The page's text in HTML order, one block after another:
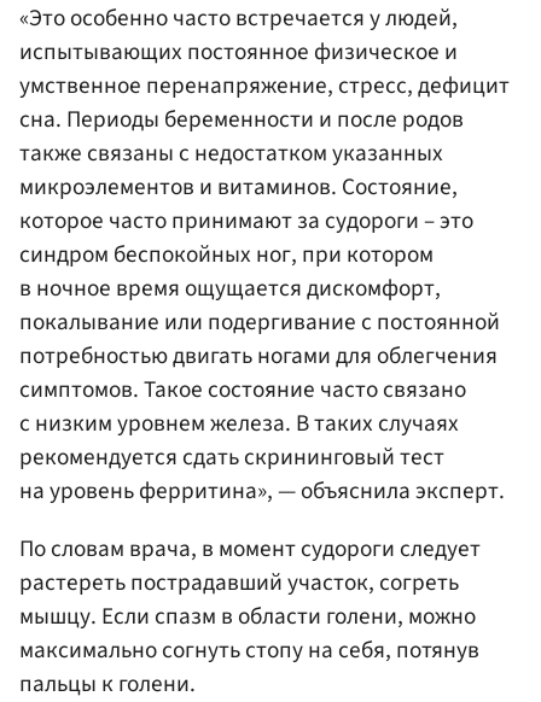
«Это особенно часто встречается у людей,
испытывающих постоянное физическое и
умственное перенапряжение, стресс, дефицит
сна. Периоды беременности и после родов
также связаны с недостатком указанных
микроэлементов и витаминов. Состояние,
которое часто принимают за судороги – это
синдром беспокойных ног, при котором
в ночное время ощущается дискомфорт,
покалывание или подергивание с постоянной
потребностью двигать ногами для облегчения
симптомов. Такое состояние часто связано
с низким уровнем железа. В таких случаях
рекомендуется сдать скрининговый тест
на уровень ферритина», — объяснила эксперт.
По словам врача, в момент судороги следует
растереть пострадавший участок, согреть
мышцу. Если спазм в области голени, можно
максимально согнуть стопу на себя, потянув
пальцы к голени.